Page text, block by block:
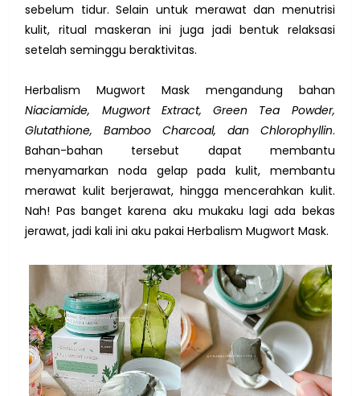
sebelum tidur. Selain untuk merawat dan menutrisi
kulit, ritual maskeran ini juga jadi bentuk relaksasi
setelah seminggu beraktivitas.
Herbalism Mugwort Mask mengandung bahan
Niaciamide, Mugwort Extract, Green Tea Powder,
Glutathione, Bamboo Charcoal, dan Chlorophyllin.
Bahan-bahan tersebut dapat membantu
menyamarkan noda gelap pada kulit, membantu
merawat kulit berjerawat, hingga mencerahkan kulit.
Nah! Pas banget karena aku mukaku lagi ada bekas
jerawat, jadi kali ini aku pakai Herbalism Mugwort Mask.